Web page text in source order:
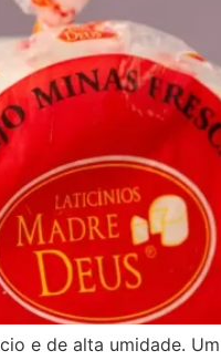
e de alta umidade.